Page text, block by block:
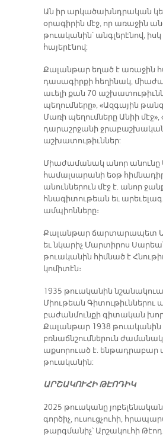
Ան իր արկածախնդրական
օրագիրին մէջ, որ առաջին
թուականին՝ անգլերէնով,
հայերէնով:
Քալանթար եղած է առաջին
դասագիրքի հեղինակ,
աւելի քան 70
պեղումները», «Ազգային
Մառի պեղումները Անիի
դարաշրջանի ջրաբաշխական
աշխատութիւններ:
Միաժամանակ անոր
համալսարանի եօթ
անուններուն մէջ է. անոր
հնագիտութեան եւ
ամպիոնները։
Քալանթար ճարտարապետ
եւ նկարիչ Մարտիրոս
թուականին հիմնած է
կոմիտէն։
1935 թուականին
Միութեան
բաժանմունքի գիտական
Քալանթար 1938 թուականին
բռնաճնշումներուն
աքսորուած է. ենթադրաբար
թուականին:
ԱՐՇԱԿՈՒՀԻ ԹԷՈԴԻԿ
2025 թուականը յոբելենական
գործիչ, ուսուցչուհի,
թարգմանիչ՝ Արշակուհի